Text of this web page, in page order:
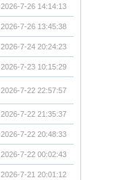
2026-7-26 14:14:13
2026-7-26 13:45:38
2026-7-24 20:24:23
2026-7-23 10:15:29
2026-7-22 22:57:57
2026-7-22 21:35:37
2026-7-22 20:48:33
2026-7-22 00:02:43
2026-7-21 20:01:12